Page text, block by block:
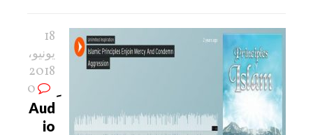
18
يونيو،
2018
0
Aud
io